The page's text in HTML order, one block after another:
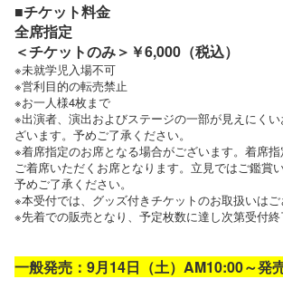
■チケット料金
全席指定
＜チケットのみ＞￥6,000（税込）
※未就学児入場不可
※営利目的の転売禁止
※お一人様4枚まで
※出演者、演出およびステージの一部が見えにく
ざいます。予めご了承ください。
※着席指定のお席となる場合がございます。着席
ご着席いただくお席となります。立見ではご鑑賞
予めご了承ください。
※本受付では、グッズ付きチケットのお取扱いはご
※先着での販売となり、予定枚数に達し次第受付終
一般発売：9月14日（土）AM10:00～発